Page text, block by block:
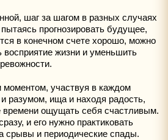
шаг за шагом в разных случаях
прогнозировать будущее,
в конечном счете хорошо, можно
восприятие жизни и уменьшить
участвуя в каждом
разумом, ища и находя радость,
времени ощущать себя счастливым.
и его нужно практиковать
срывы и периодические спады.